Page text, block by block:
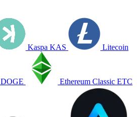
Kaspa KAS Litecoin
DOGE Ethereum Classic ETC